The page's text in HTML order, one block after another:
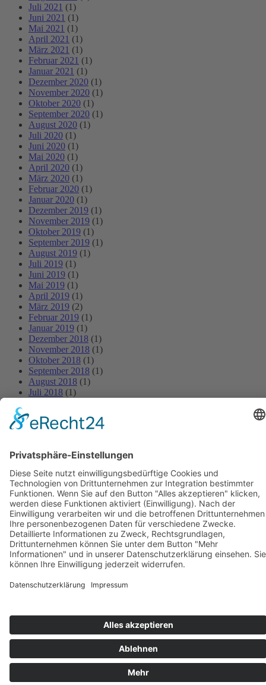
Juli 2021 (1)
Juni 2021 (1)
Mai 2021 (1)
April 2021 (1)
März 2021 (1)
Februar 2021 (1)
Januar 2021 (1)
Dezember 2020 (1)
November 2020 (1)
Oktober 2020 (1)
September 2020 (1)
August 2020 (1)
Juli 2020 (1)
Juni 2020 (1)
Mai 2020 (1)
April 2020 (1)
März 2020 (1)
Februar 2020 (1)
Januar 2020 (1)
Dezember 2019 (1)
November 2019 (1)
Oktober 2019 (1)
September 2019 (1)
August 2019 (1)
Juli 2019 (1)
Juni 2019 (1)
Mai 2019 (1)
April 2019 (1)
März 2019 (2)
Februar 2019 (1)
Januar 2019 (1)
Dezember 2018 (1)
November 2018 (1)
Oktober 2018 (1)
September 2018 (1)
August 2018 (1)
Juli 2018 (1)
Mai 2018
(1)
April 2018 (1)
Januar 2018(1)
BIOSWING Sitzsysteme
BIOSWING Therapiesysteme
BIOSWING Trainingssysteme
Kontakt
Impressum
AGB
Datenschutz
Français
English